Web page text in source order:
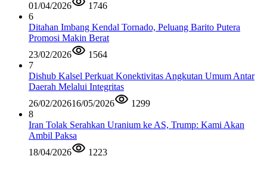
01/04/2026
1746
6
Ditahan Imbang Kendal Tornado, Peluang Barito Putera
Promosi Makin Berat
23/02/2026
1564
7
Dishub Kalsel Perkuat Konektivitas Angkutan Umum Antar
Daerah Melalui Integritas
26/02/202616/05/2026
1299
8
Iran Tolak Serahkan Uranium ke AS, Trump: Kami Akan
Ambil Paksa
18/04/2026
1223